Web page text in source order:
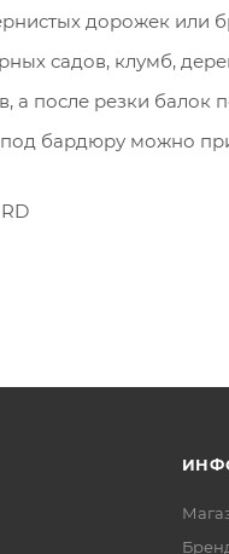
дорожек или
садов, клумб,
а после резки
бардюру можно
присутствующих